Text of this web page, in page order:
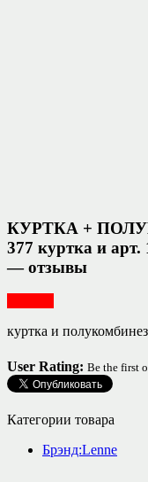
КУРТКА +
377 куртка и арт.
— отзывы
куртка и
User Rating: Be the first
Категории товара
Брэнд:Lenne